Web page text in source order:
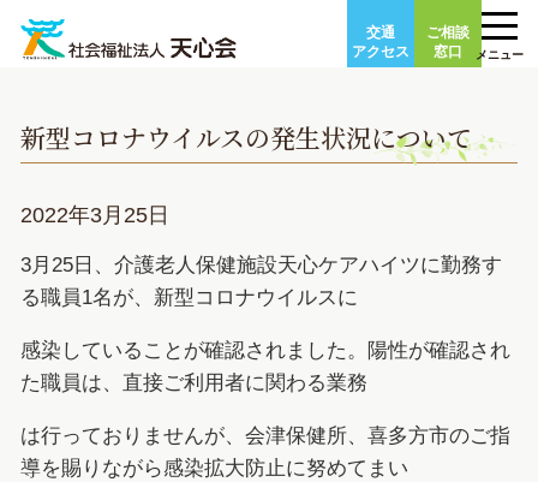
content
交通
アクセス
ご相談
窓口
メニュー
新型コロナウイルスの発生状況について
2022年3月25日
3月25日、介護老人保健施設天心ケアハイツに勤務す
る職員1名が、新型コロナウイルスに
感染していることが確認されました。陽性が確認され
た職員は、直接ご利用者に関わる業務
は行っておりませんが、会津保健所、喜多方市のご指
導を賜りながら感染拡大防止に努めてまい